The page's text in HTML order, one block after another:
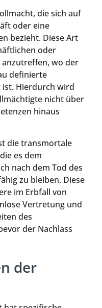
die sich auf
oder eine
bezieht. Diese Art
oder
wo der
definierte
ist. Hierdurch wird
nicht über
hinaus
die transmortale
es dem
nach dem Tod des
zu bleiben. Diese
im Erbfall von
Vertretung und
des
der Nachlass
der